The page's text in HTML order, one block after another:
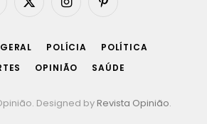
X
InstagramPinterest
GERAL POLÍCIA
POLÍTICA
OPINIÃO SAÚDE
Designed by Revista Opinião.